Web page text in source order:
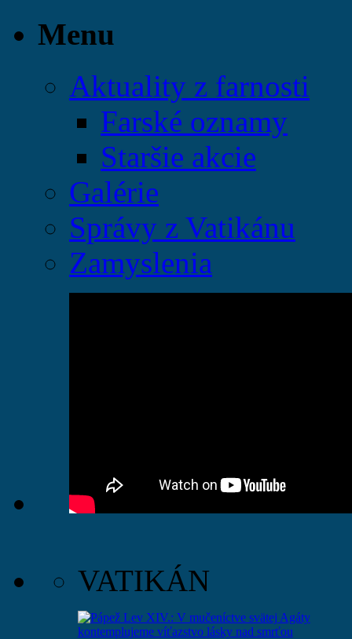
Menu
Aktuality z farnosti
Farské oznamy
Staršie akcie
Galérie
Správy z Vatikánu
Zamyslenia
VATIKÁN